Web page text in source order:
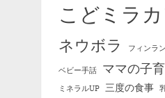
こどミラ
ネウボラ フィンラ
ベビー手話 ママの子
ミネラルUP 三度の食事